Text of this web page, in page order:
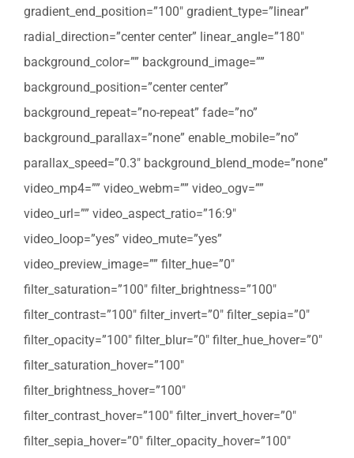
gradient_end_position=”100″ gradient_type=”linear”
radial_direction=”center center” linear_angle=”180″
background_color=”” background_image=””
background_position=”center center”
background_repeat=”no-repeat” fade=”no”
background_parallax=”none” enable_mobile=”no”
parallax_speed=”0.3″ background_blend_mode=”none”
video_mp4=”” video_webm=”” video_ogv=””
video_url=”” video_aspect_ratio=”16:9″
video_loop=”yes” video_mute=”yes”
video_preview_image=”” filter_hue=”0″
filter_saturation=”100″ filter_brightness=”100″
filter_contrast=”100″ filter_invert=”0″ filter_sepia=”0″
filter_opacity=”100″ filter_blur=”0″ filter_hue_hover=”0″
filter_saturation_hover=”100″
filter_brightness_hover=”100″
filter_contrast_hover=”100″ filter_invert_hover=”0″
filter_sepia_hover=”0″ filter_opacity_hover=”100″